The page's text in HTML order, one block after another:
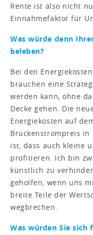
Rente ist also nicht
Einnahmefaktor für
Was würde denn
beleben?
Bei den
brauchen eine
werden kann, ohne
Decke gehen. Die
Energiekosten auf
Brückenstrompreis in
ist, dass auch kleine
profitieren. Ich bin
künstlich zu
geholfen, wenn uns
breite Teile der
wegbrechen.
Was würden Sie sich